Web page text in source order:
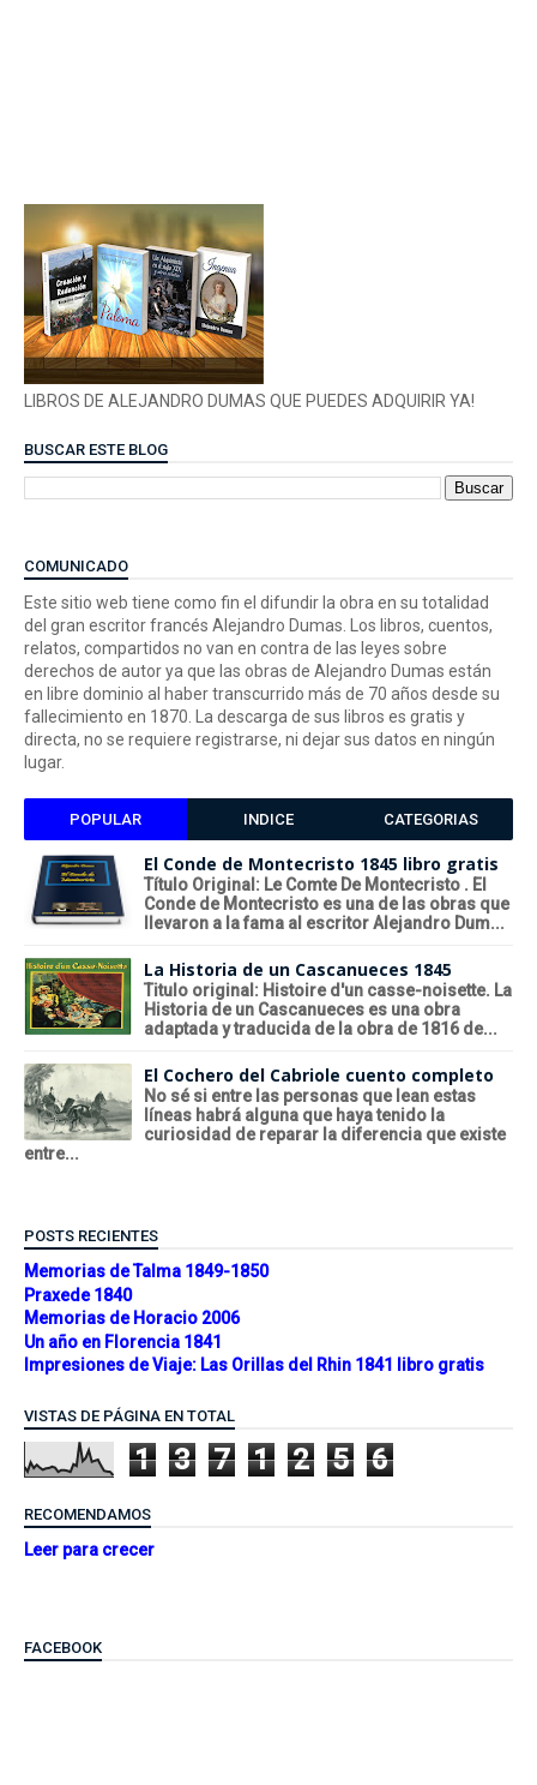
LIBROS DE ALEJANDRO DUMAS QUE PUEDES ADQUIRIR YA!
BUSCAR ESTE BLOG
COMUNICADO
Este sitio web tiene como fin el difundir la obra en su totalidad
del gran escritor francés Alejandro Dumas. Los libros, cuentos,
relatos, compartidos no van en contra de las leyes sobre
derechos de autor ya que las obras de Alejandro Dumas están
en libre dominio al haber transcurrido más de 70 años desde su
fallecimiento en 1870. La descarga de sus libros es gratis y
directa, no se requiere registrarse, ni dejar sus datos en ningún
lugar.
POPULAR INDICE CATEGORIAS
El Conde de Montecristo 1845 libro gratis
Título Original: Le Comte De Montecristo . El
Conde de Montecristo es una de las obras que
llevaron a la fama al escritor Alejandro Dum...
La Historia de un Cascanueces 1845
Titulo original: Histoire d'un casse-noisette. La
Historia de un Cascanueces es una obra
adaptada y traducida de la obra de 1816 de...
El Cochero del Cabriole cuento completo
No sé si entre las personas que lean estas
líneas habrá alguna que haya tenido la
curiosidad de reparar la diferencia que existe
entre...
POSTS RECIENTES
Memorias de Talma 1849-1850
Praxede 1840
Memorias de Horacio 2006
Un año en Florencia 1841
Impresiones de Viaje: Las Orillas del Rhin 1841 libro gratis
VISTAS DE PÁGINA EN TOTAL
1 3 7 1 2 5 6
RECOMENDAMOS
Leer para crecer
FACEBOOK